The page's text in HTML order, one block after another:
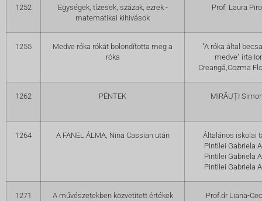
1252
Egységek, tízesek, százak, ezrek -
matematikai kihívások
Prof. Laura
1255
Medve róka rókát bolondította meg a
róka
"A róka által
medve" írta
Creangă,Cozma
1262 PÉNTEK MIRĂUȚI
1264 A FANEL ÁLMA, Nina Cassian után
Általános iskolai
Pintilei Gabriela
Pintilei Gabriela
Pintilei Gabriela
1271 A művészetekben közvetített értékek
Prof.dr Liana-